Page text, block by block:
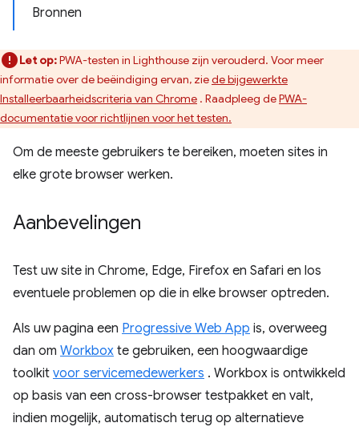
Bronnen
Let op:PWA-testen in Lighthouse zijn verouderd. Voor meer
informatie over de beëindiging ervan, ziede bijgewerkte
Installeerbaarheidscriteria van Chrome . Raadpleeg dePWA-
documentatie voor richtlijnen voor het testen.
Om de meeste gebruikers te bereiken, moeten sites in
elke grote browser werken.
Aanbevelingen
Test uw site in Chrome, Edge, Firefox en Safari en los
eventuele problemen op die in elke browser optreden.
Als uw pagina een Progressive Web App is, overweeg
dan om Workbox te gebruiken, een hoogwaardige
toolkit voor servicemedewerkers . Workbox is ontwikkeld
op basis van een cross-browser testpakket en valt,
indien mogelijk, automatisch terug op alternatieve